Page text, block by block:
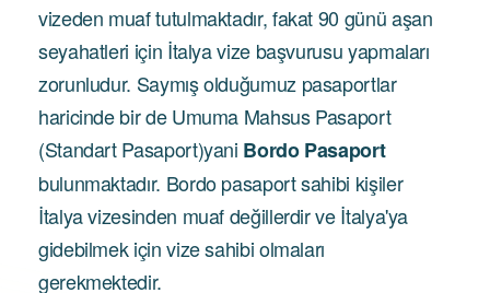
vizeden muaf tutulmaktadır, fakat 90 günü aşan
seyahatleri için İtalya vize başvurusu yapmaları
zorunludur. Saymış olduğumuz pasaportlar
haricinde bir de Umuma Mahsus Pasaport
(Standart Pasaport)yani Bordo Pasaport
bulunmaktadır. Bordo pasaport sahibi kişiler
İtalya vizesinden muaf değillerdir ve İtalya'ya
gidebilmek için vize sahibi olmaları
gerekmektedir.